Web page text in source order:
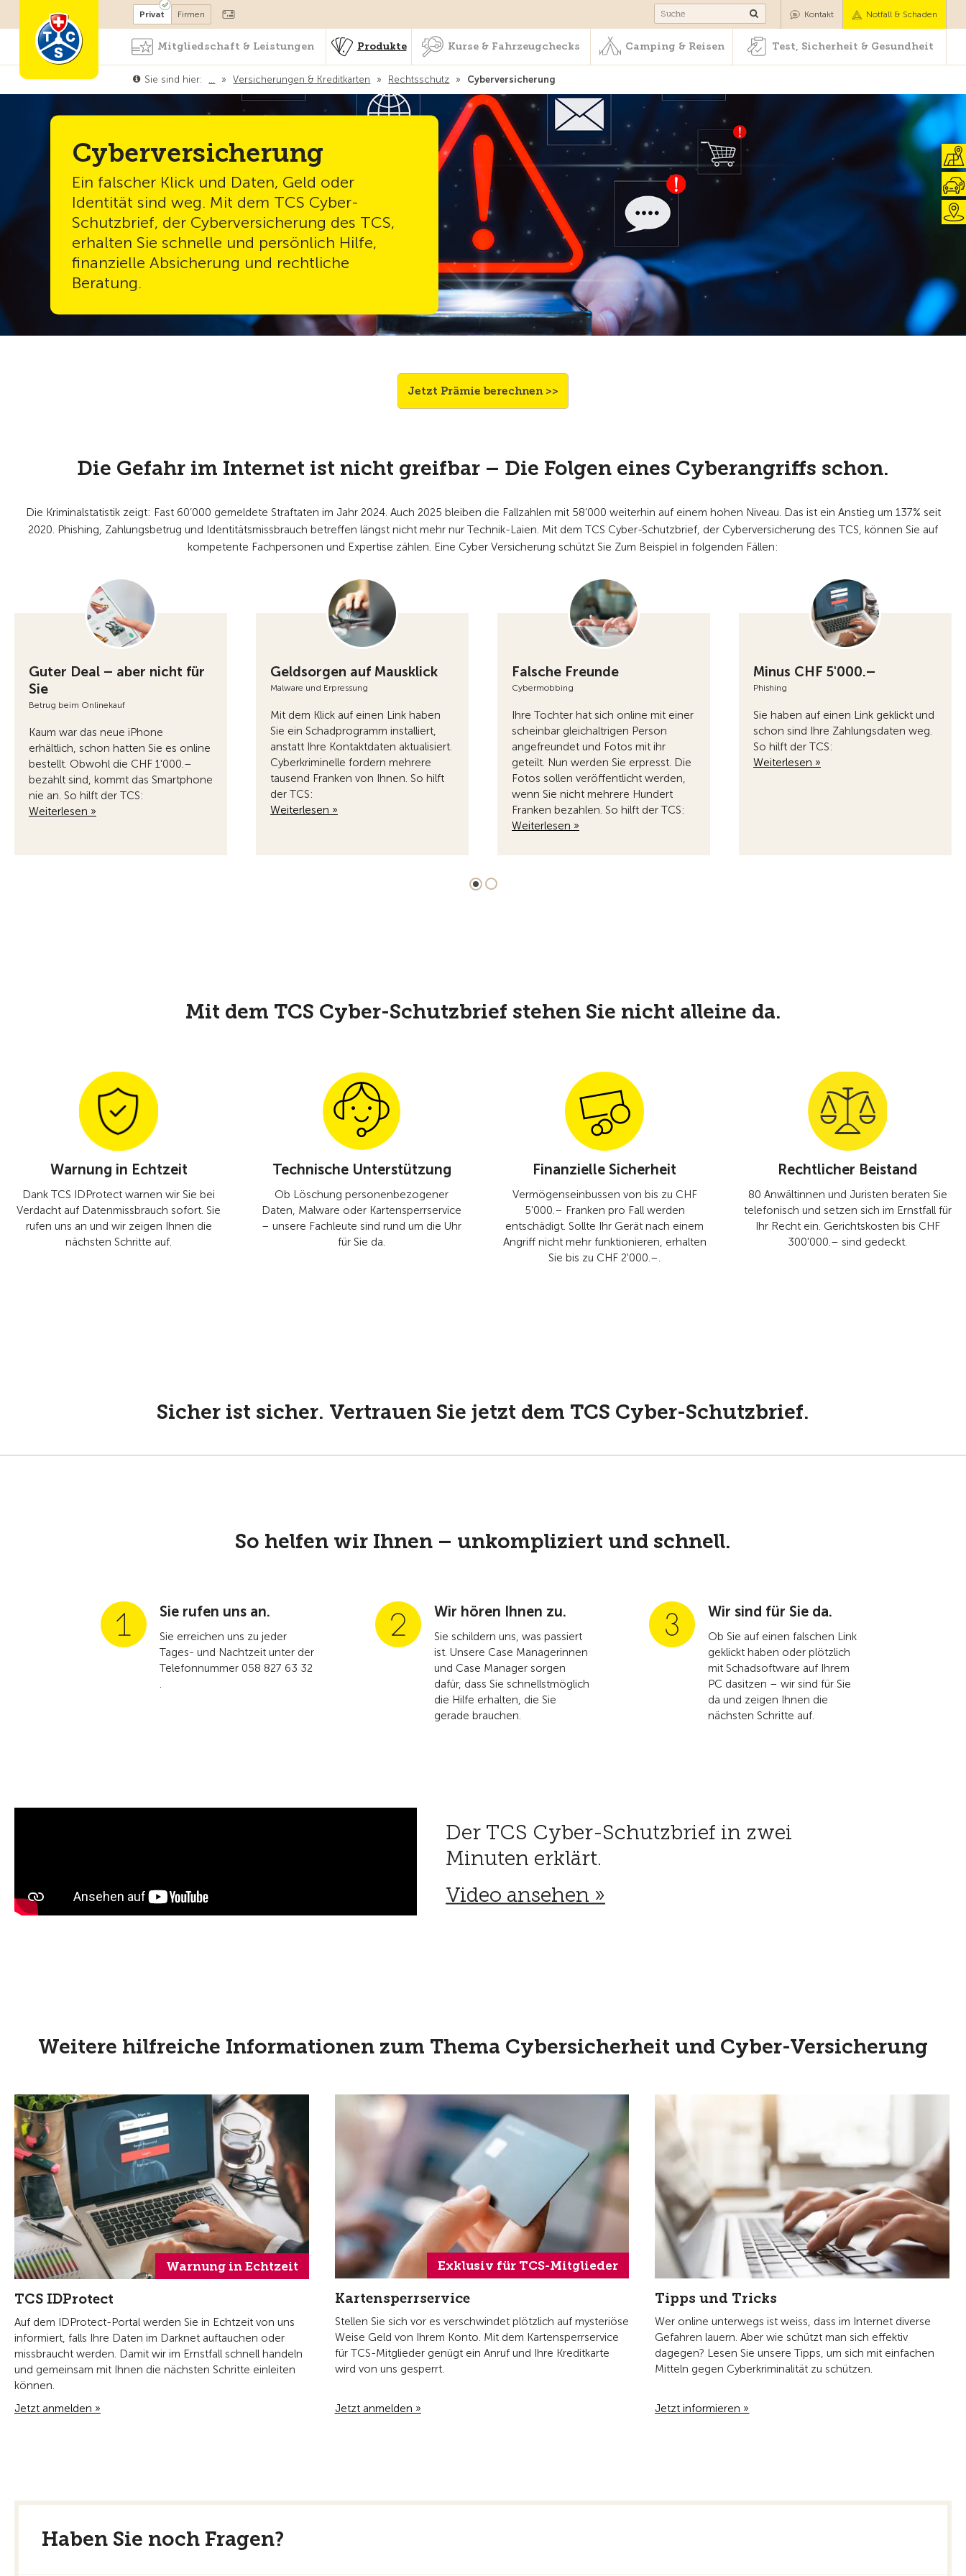
Mitglied werden Camping & Reisen Test, Sicherheit & Gesundheit
Privat Firmen Kontakt Notfall & Schaden
Mitgliedschaft & Leistungen Produkte Kurse & Fahrzeugchecks Camping & Reisen Test, Sicherheit & Gesundheit
Sie sind hier: … » Versicherungen & Kreditkarten » Rechtsschutz » Cyberversicherung
Zur Übersicht
Cyberversicherung
Ein falscher Klick und Daten, Geld oder
Identität sind weg. Mit dem TCS Cyber-
Schutzbrief, der Cyberversicherung des TCS,
erhalten Sie schnelle und persönlich Hilfe,
finanzielle Absicherung und rechtliche
Beratung.
Jetzt Prämie berechnen >>
Die Gefahr im Internet ist nicht greifbar – Die Folgen eines Cyberangriffs schon.
Die Kriminalstatistik zeigt: Fast 60’000 gemeldete Straftaten im Jahr 2024. Auch 2025 bleiben die Fallzahlen mit 58’000 weiterhin auf einem hohen Niveau. Das ist ein Anstieg um 137% seit
2020. Phishing, Zahlungsbetrug und Identitätsmissbrauch betreffen längst nicht mehr nur Technik-Laien. Mit dem TCS Cyber-Schutzbrief, der Cyberversicherung des TCS, können Sie auf
kompetente Fachpersonen und Expertise zählen. Eine Cyber Versicherung schützt Sie Zum Beispiel in folgenden Fällen:
Guter Deal – aber nicht für
Sie
Betrug beim Onlinekauf
Kaum war das neue iPhone
erhältlich, schon hatten Sie es online
bestellt. Obwohl die CHF 1'000.–
bezahlt sind, kommt das Smartphone
nie an. So hilft der TCS:
Weiterlesen »
Geldsorgen auf Mausklick
Malware und Erpressung
Mit dem Klick auf einen Link haben
Sie ein Schadprogramm installiert,
anstatt Ihre Kontaktdaten aktualisiert.
Cyberkriminelle fordern mehrere
tausend Franken von Ihnen. So hilft
der TCS:
Weiterlesen »
Falsche Freunde
Cybermobbing
Ihre Tochter hat sich online mit einer
scheinbar gleichaltrigen Person
angefreundet und Fotos mit ihr
geteilt. Nun werden Sie erpresst. Die
Fotos sollen veröffentlicht werden,
wenn Sie nicht mehrere Hundert
Franken bezahlen. So hilft der TCS:
Weiterlesen »
Minus CHF 5'000.–
Phishing
Sie haben auf einen Link geklickt und
schon sind Ihre Zahlungsdaten weg.
So hilft der TCS:
Weiterlesen »
Mit dem TCS Cyber-Schutzbrief stehen Sie nicht alleine da.
Warnung in Echtzeit
Dank TCS IDProtect warnen wir Sie bei
Verdacht auf Datenmissbrauch sofort. Sie
rufen uns an und wir zeigen Ihnen die
nächsten Schritte auf.
Technische Unterstützung
Ob Löschung personenbezogener
Daten, Malware oder Kartensperrservice
– unsere Fachleute sind rund um die Uhr
für Sie da.
Finanzielle Sicherheit
Vermögenseinbussen von bis zu CHF
5'000.– Franken pro Fall werden
entschädigt. Sollte Ihr Gerät nach einem
Angriff nicht mehr funktionieren, erhalten
Sie bis zu CHF 2'000.–.
Rechtlicher Beistand
80 Anwältinnen und Juristen beraten Sie
telefonisch und setzen sich im Ernstfall für
Ihr Recht ein. Gerichtskosten bis CHF
300'000.– sind gedeckt.
Sicher ist sicher. Vertrauen Sie jetzt dem TCS Cyber-Schutzbrief.
So helfen wir Ihnen – unkompliziert und schnell.
Sie rufen uns an.
Sie erreichen uns zu jeder
Tages- und Nachtzeit unter der
Telefonnummer 058 827 63 32
.
Wir hören Ihnen zu.
Sie schildern uns, was passiert
ist. Unsere Case Managerinnen
und Case Manager sorgen
dafür, dass Sie schnellstmöglich
die Hilfe erhalten, die Sie
gerade brauchen.
Wir sind für Sie da.
Ob Sie auf einen falschen Link
geklickt haben oder plötzlich
mit Schadsoftware auf Ihrem
PC dasitzen – wir sind für Sie
da und zeigen Ihnen die
nächsten Schritte auf.
Der TCS Cyber-Schutzbrief in zwei
Minuten erklärt.
Video ansehen »
Weitere hilfreiche Informationen zum Thema Cybersicherheit und Cyber-Versicherung
Warnung in Echtzeit
TCS IDProtect
Auf dem IDProtect-Portal werden Sie in Echtzeit von uns
informiert, falls Ihre Daten im Darknet auftauchen oder
missbraucht werden. Damit wir im Ernstfall schnell handeln
und gemeinsam mit Ihnen die nächsten Schritte einleiten
können.
Jetzt anmelden »
Exklusiv für TCS-Mitglieder
Kartensperrservice
Stellen Sie sich vor es verschwindet plötzlich auf mysteriöse
Weise Geld von Ihrem Konto. Mit dem Kartensperrservice
für TCS-Mitglieder genügt ein Anruf und Ihre Kreditkarte
wird von uns gesperrt.
Jetzt anmelden »
Tipps und Tricks
Wer online unterwegs ist weiss, dass im Internet diverse
Gefahren lauern. Aber wie schützt man sich effektiv
dagegen? Lesen Sie unsere Tipps, um sich mit einfachen
Mitteln gegen Cyberkriminalität zu schützen.
Jetzt informieren »
Haben Sie noch Fragen?